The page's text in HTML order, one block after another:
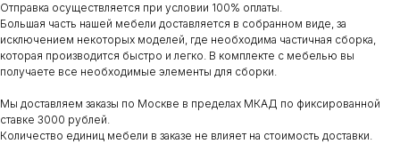
Отправка осуществляется при условии 100% оплаты.
Большая часть нашей мебели доставляется в собранном виде, за
исключением некоторых моделей, где необходима частичная сборка,
которая производится быстро и легко. В комплекте с мебелью вы
получаете все необходимые элементы для сборки.
Мы доставляем заказы по Москве в пределах МКАД по фиксированной
ставке 3000 рублей.
Количество единиц мебели в заказе не влияет на стоимость доставки.